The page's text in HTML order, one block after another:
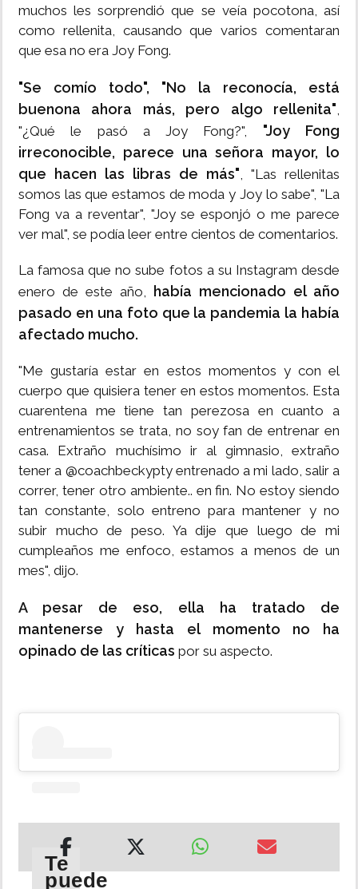
muchos les sorprendió que se veía pocotona, así
como rellenita, causando que varios comentaran
que esa no era Joy Fong.
"Se comío todo", "No la reconocía, está
buenona ahora más, pero algo rellenita",
"¿Qué le pasó a Joy Fong?", "Joy Fong
irreconocible, parece una señora mayor, lo
que hacen las libras de más", "Las rellenitas
somos las que estamos de moda y Joy lo sabe", "La
Fong va a reventar", "Joy se esponjó o me parece
ver mal", se podía leer entre cientos de comentarios.
La famosa que no sube fotos a su Instagram desde
enero de este año,
había mencionado el año
pasado en una foto que la pandemia la había
afectado mucho.
"Me gustaría estar en estos momentos y con el
cuerpo que quisiera tener en estos momentos. Esta
cuarentena me tiene tan perezosa en cuanto a
entrenamientos se trata, no soy fan de entrenar en
casa. Extraño muchísimo ir al gimnasio, extraño
tener a @coachbeckypty entrenado a mi lado, salir a
correr, tener otro ambiente.. en fin. No estoy siendo
tan constante, solo entreno para mantener y no
subir mucho de peso. Ya dije que luego de mi
cumpleaños me enfoco, estamos a menos de un
mes", dijo.
A pesar de eso, ella ha tratado de
mantenerse y hasta el momento no ha
opinado de las críticas por su aspecto.
Te
puede